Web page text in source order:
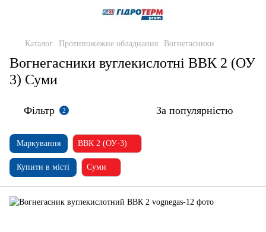
Каталог Протипожежне обладнання Вогнегасники
Вогнегасники вуглекислотні ВВК 2 (ОУ
3) Суми
Фільтр 2 За популярністю
Маркування ВВК 2 (ОУ-3)
Купити в місті Суми